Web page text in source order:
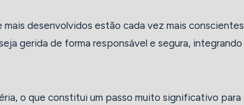
desenvolvidos estão cada vez mais
gerida de forma responsável e segura,
o que constitui um passo muito significativo